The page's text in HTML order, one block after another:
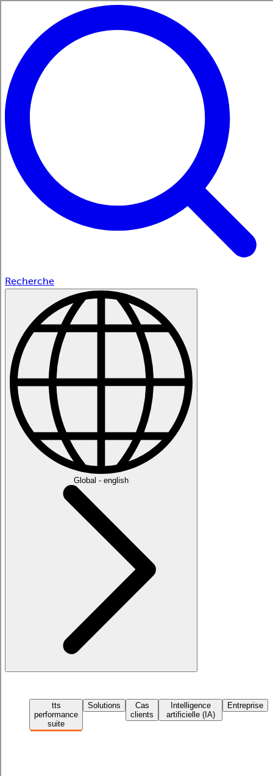
Recherche
Global - english
tts
performance
suite
Solutions
Cas
clients
Intelligence
artificielle (IA)
Entreprise